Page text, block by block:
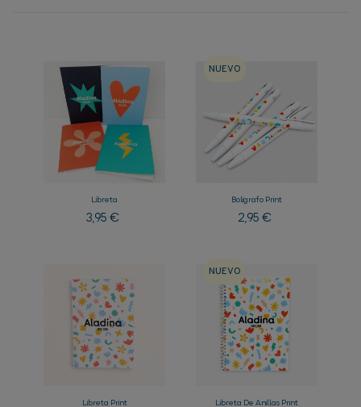
Libreta
Precio
3,95 €
NUEVO
Bolígrafo Print
Precio
2,95 €
Libreta Print
NUEVO
Libreta De Anillas Print